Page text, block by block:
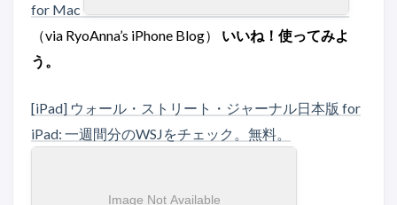
for Mac
（via RyoAnna’s iPhone Blog） いいね！使ってみよ
う。
[iPad] ウォール・ストリート・ジャーナル日本版 for
iPad: 一週間分のWSJをチェック。無料。